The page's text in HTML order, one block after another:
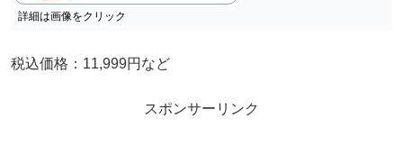
詳細は画像をクリック
税込価格：11,999円など
スポンサーリンク